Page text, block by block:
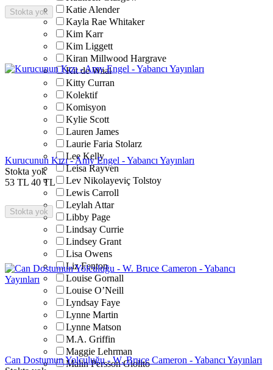
Katie Alender
Kayla Rae Whitaker
Kim Karr
Kim Liggett
Kiran Millwood Hargrave
Kit de Waal
Kitty Curran
Kolektif
Komisyon
Kylie Scott
Lauren James
Laurie Faria Stolarz
Lee Kelly
Leisa Rayven
Lev Nikolayeviç Tolstoy
Lewis Carroll
Leylah Attar
Libby Page
Lindsay Currie
Lindsey Grant
Lisa Owens
Liz Fenton
Louise Gornall
Louise O’Neill
Lyndsay Faye
Lynne Martin
Lynne Matson
M.A. Griffin
Maggie Lehrman
Malin Persson Giolito
Stokta yok
Kurucunun Kızı - Amy Engel - Yabancı Yayınları
Stokta yok
53 TL 40 TL
Stokta yok
Can Dostumun Yolculuğu - W. Bruce Cameron - Yabancı Yayınları